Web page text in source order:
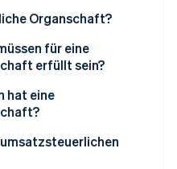
Lösungen für die
Organschaft?
für eine
erfüllt sein?
umsatzsteuerliche
hat eine